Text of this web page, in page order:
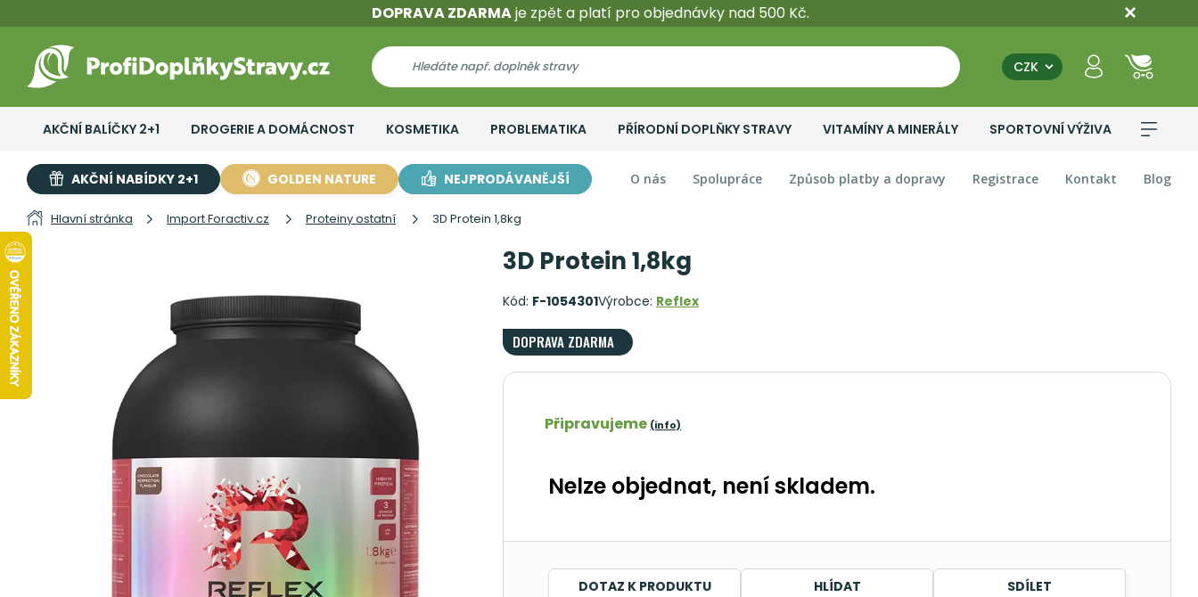
DOPRAVA ZDARMAje zpět a platí pro objednávky nad 500 Kč.
CZK
AKČNÍ BALÍČKY 2+1 DROGERIE A DOMÁCNOST KOSMETIKA PROBLEMATIKA PŘÍRODNÍ DOPLŇKY STRAVY VITAMÍNY A MINERÁLY SPORTOVNÍ VÝŽIVA
AKČNÍ NABÍDKY 2+1 GOLDEN NATURE NEJPRODÁVANĚJŠÍ O nás Spolupráce Způsob platby a dopravy Registrace Kontakt Blog
Hlavní stránka Import Foractiv.cz Proteiny ostatní 3D Protein 1,8kg
3D Protein 1,8kg
Kód: F-1054301Výrobce: Reflex
DOPRAVA ZDARMA
Připravujeme (info)
Nelze objednat, není skladem.
DOTAZ K PRODUKTU HLÍDAT SDÍLET